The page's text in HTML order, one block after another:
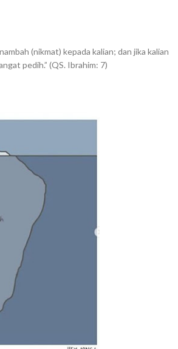
(nikmat) kepada kalian; dan jika kalian
pedih.” (QS. Ibrahim: 7)